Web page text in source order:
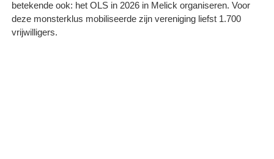
betekende ook: het OLS in 2026 in Melick organiseren. Voor
deze monsterklus mobiliseerde zijn vereniging liefst 1.700
vrijwilligers.